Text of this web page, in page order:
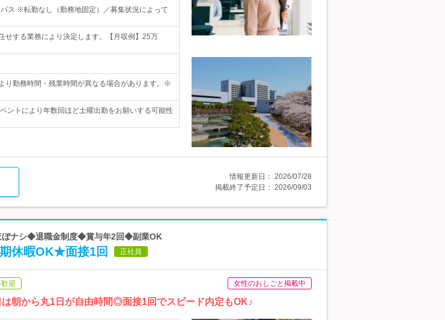
ス ※転勤なし（勤務地固定）／募集状況によって
する業務により決定します。【月収例】25万
勤務時間・残業時間が異なる場合があります。※
ントにより年数回ほど土曜出勤をお願いする可能性
情報更新日： 2026/07/28
掲載終了予定日： 2026/09/03
ぼナシ◆退職金制度◆賞与年2回◆副業OK
休暇OK★面接1回 正社員
迎 女性のおしごと掲載中
朝から丸1日が自由時間◎面接1回でスピード内定もOK♪